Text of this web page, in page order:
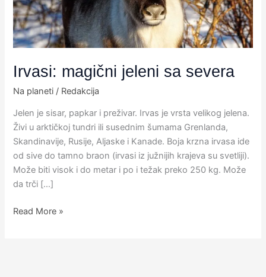
Irvasi: magični jeleni sa severa
Na planeti / Redakcija
Jelen je sisar, papkar i preživar. Irvas je vrsta velikog jelena.
Živi u arktičkoj tundri ili susednim šumama Grenlanda,
Skandinavije, Rusije, Aljaske i Kanade. Boja krzna irvasa ide
od sive do tamno braon (irvasi iz južnijih krajeva su svetliji).
Može biti visok i do metar i po i težak preko 250 kg. Može
da trči […]
Read More »